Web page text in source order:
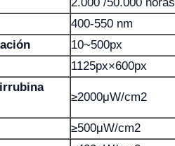
400-550 nm
10~500px
1125px×600px
≥2000μW/cm2
≥500μW/cm2